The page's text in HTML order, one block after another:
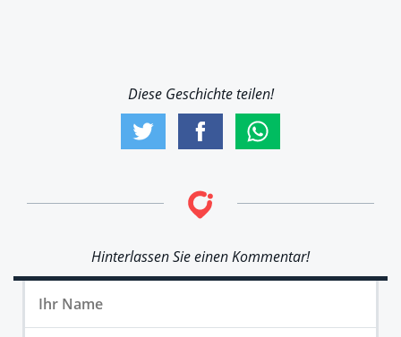
Diese Geschichte teilen!
Hinterlassen Sie einen Kommentar!